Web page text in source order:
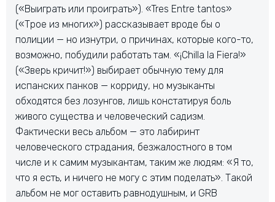
(«Выиграть или проиграть»). «Tres Entre tantos»
(«Трое из многих») рассказывает вроде бы о
полиции — но изнутри, о причинах, которые кого-то,
возможно, побудили работать там. «¡Chilla la Fiera!»
(«Зверь кричит!») выбирает обычную тему для
испанских панков — корриду, но музыканты
обходятся без лозунгов, лишь констатируя боль
живого существа и человеческий садизм.
Фактически весь альбом — это лабиринт
человеческого страдания, безжалостного в том
числе и к самим музыкантам, таким же людям: «Я то,
что я есть, и ничего не могу с этим поделать». Такой
альбом не мог оставить равнодушным, и GRB